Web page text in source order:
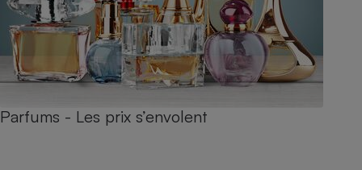
Parfums - Les prix s’envolent